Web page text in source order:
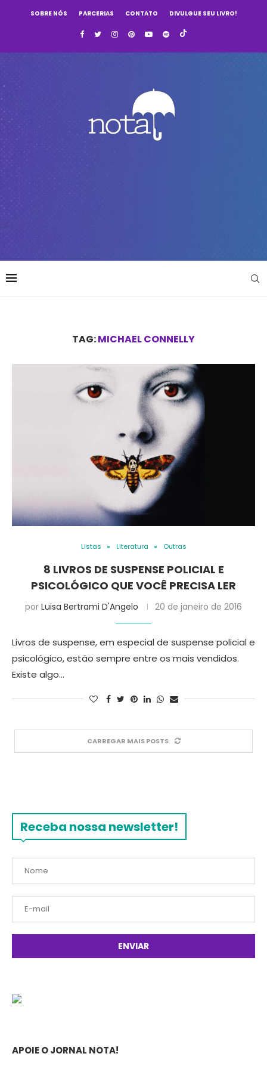
SOBRE NÓS PARCERIAS CONTATO DIVULGUE SEU LIVRO!
TAG:MICHAEL CONNELLY
Listas Literatura Outras
8 LIVROS DE SUSPENSE POLICIAL E
PSICOLÓGICO QUE VOCÊ PRECISA LER
por Luisa Bertrami D'Angelo 20 de janeiro de 2016
Livros de suspense, em especial de suspense policial e
psicológico, estão sempre entre os mais vendidos.
Existe algo…
CARREGAR MAIS POSTS
Receba nossa newsletter!
APOIE O JORNAL NOTA!